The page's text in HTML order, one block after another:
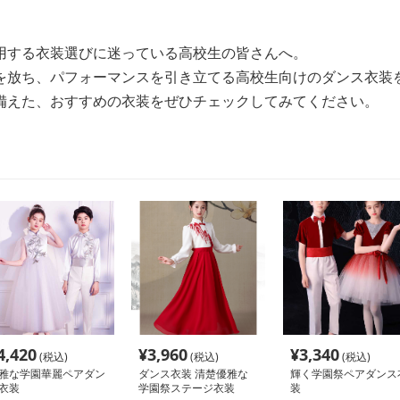
る衣装選びに迷っている高校生の皆さんへ。
ち、パフォーマンスを引き立てる高校生向けのダンス衣
た、おすすめの衣装をぜひチェックしてみてください。
(税込)
な学園華麗ペアダン
装
¥3,960(税込)
ダンス衣装 清楚優雅な
学園祭ステージ衣装
¥3,340(税込)
輝く学園祭ペアダンス
装